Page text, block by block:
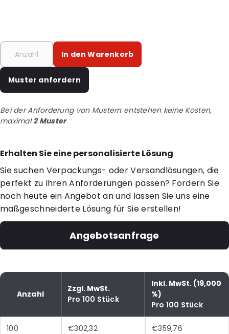
In den Warenkorb
Muster anfordern
Bei der Anforderung von Mustern entstehen keine Kosten,
maximal2 Muster
Erhalten Sie eine personalisierte Lösung
Sie suchen Verpackungs- oder Versandlösungen, die
perfekt zu Ihren Anforderungen passen? Fordern Sie
noch heute ein Angebot an und lassen Sie uns eine
maßgeschneiderte Lösung für Sie erstellen!
Angebotsanfrage
Anzahl
Zzgl. MwSt.
Pro 100 Stück
Inkl. MwSt. (19,000
%)
Pro 100 Stück
100 €302,32 €359,76